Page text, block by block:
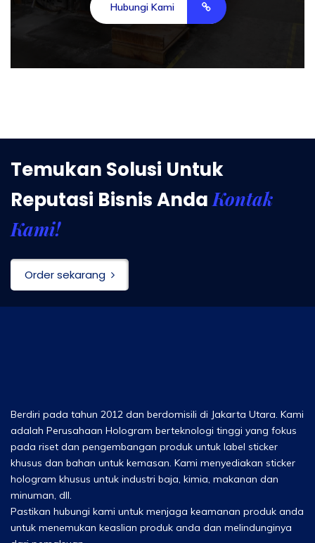
Hubungi Kami
Temukan Solusi Untuk
Reputasi Bisnis AndaKontak
Kami!
Order sekarang
Berdiri pada tahun 2012 dan berdomisili di Jakarta Utara. Kami
adalah Perusahaan Hologram berteknologi tinggi yang fokus
pada riset dan pengembangan produk untuk label sticker
khusus dan bahan untuk kemasan. Kami menyediakan sticker
hologram khusus untuk industri baja, kimia, makanan dan
minuman, dll.
Pastikan hubungi kami untuk menjaga keamanan produk anda
untuk menemukan keaslian produk anda dan melindunginya